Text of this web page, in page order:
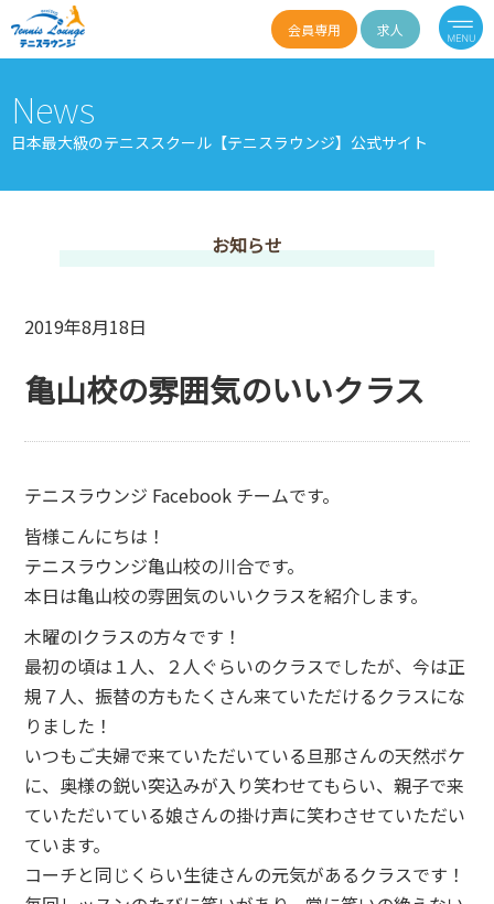
会員専用 求人
News
日本最大級のテニススクール【テニスラウンジ】公式サイト
お知らせ
2019年8月18日
亀山校の雰囲気のいいクラス
テニスラウンジ Facebook チームです。
皆様こんにちは！
テニスラウンジ亀山校の川合です。
本日は亀山校の雰囲気のいいクラスを紹介します。
木曜のIクラスの方々です！
最初の頃は１人、２人ぐらいのクラスでしたが、今は正
規７人、振替の方もたくさん来ていただけるクラスにな
りました！
いつもご夫婦で来ていただいている旦那さんの天然ボケ
に、奥様の鋭い突込みが入り笑わせてもらい、親子で来
ていただいている娘さんの掛け声に笑わさせていただい
ています。
コーチと同じくらい生徒さんの元気があるクラスです！